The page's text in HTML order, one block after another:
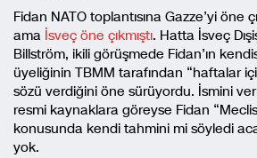
Fidan NATO toplantısına Gazze’yi öne
ama İsveç öne çıkmıştı. Hatta İsveç
Billström, ikili görüşmede Fidan’ın
üyeliğinin TBMM tarafından “haftalar
sözü verdiğini öne sürüyordu. İsmini
resmi kaynaklara göreyse Fidan
konusunda kendi tahmini mi söyledi
yok.